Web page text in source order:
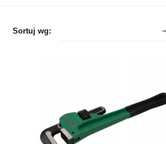
Sortuj wg: